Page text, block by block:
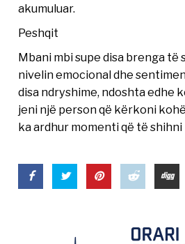
akumuluar.
Peshqit
Mbani mbi supe disa brenga të
nivelin emocional dhe
disa ndryshime, ndoshta edhe
jeni një person që kërkoni
ka ardhur momenti që të shihni